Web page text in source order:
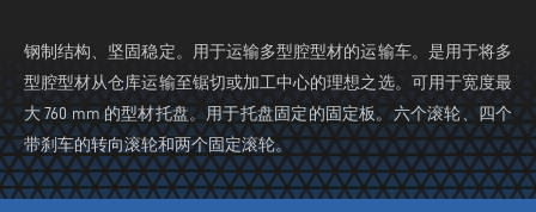
钢制结构、坚固稳定。用于运输多型腔型材的运输车。是用于将多
型腔型材从仓库运输至锯切或加工中心的理想之选。可用于宽度最
大 760 mm 的型材托盘。用于托盘固定的固定板。六个滚轮、四个
带刹车的转向滚轮和两个固定滚轮。